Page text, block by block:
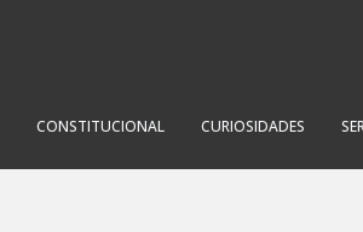
CONSTITUCIONAL CURIOSIDADES